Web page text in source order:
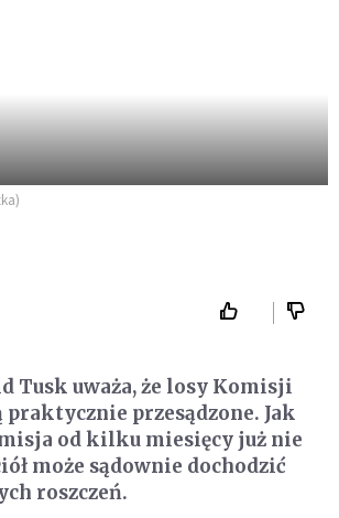
Tusk uważa, że losy Komisji
przesądzone. Jak
od kilku miesięcy już nie
może sądownie dochodzić
roszczeń.